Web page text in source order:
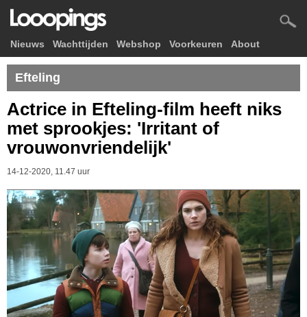
Nieuws Wachttijden Webshop Voorkeuren About
Efteling
Actrice in Efteling-film heeft niks
met sprookjes: 'Irritant of
vrouwonvriendelijk'
14-12-2020, 11.47 uur